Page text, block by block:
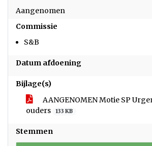
Aangenomen
Commissie
S&B
Datum afdoening
Bijlage(s)
AANGENOMEN Motie SP
ouders
133 KB
Stemmen